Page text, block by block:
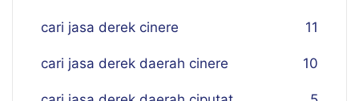
cari jasa derek cinere 11
cari jasa derek daerah cinere 10